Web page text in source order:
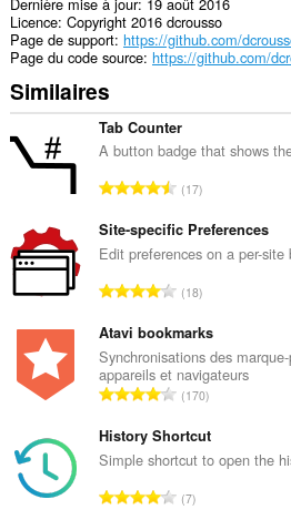
Licence Copyright 2016 dcrousso
Page de support https://github.com/
Page du code source
Similaires
Tab Counter
A button badge that shows
N
m
b
e
o
t
a
d
e
o
17
Site-specific Preferences
Edit preferences on a per-site
N
m
b
r
e
o
t
a
18
Atavi bookmarks
Synchronisations des
appareils et navigateurs
N
m
b
e
170
History Shortcut
Simple shortcut to open the
N7